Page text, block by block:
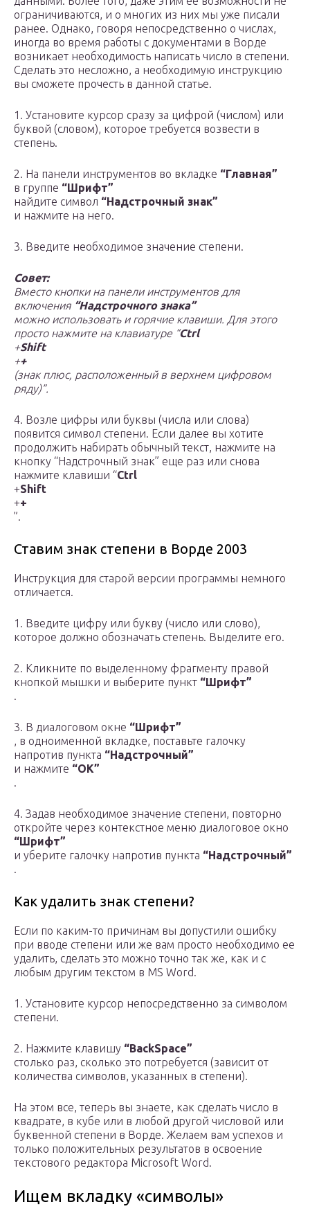
ограничиваются, и о многих из них мы уже писали
ранее. Однако, говоря непосредственно о числах,
иногда во время работы с документами в Ворде
возникает необходимость написать число в степени.
Сделать это несложно, а необходимую инструкцию
вы сможете прочесть в данной статье.
1. Установите курсор сразу за цифрой (числом) или
буквой (словом), которое требуется возвести в
степень.
2. На панели инструментов во вкладке “Главная”
в группе “Шрифт”
найдите символ “Надстрочный знак”
и нажмите на него.
3. Введите необходимое значение степени.
Совет:
Вместо кнопки на панели инструментов для
включения “Надстрочного знака”
можно использовать и горячие клавиши. Для этого
просто нажмите на клавиатуре “Ctrl
+Shift
++
(знак плюс, расположенный в верхнем цифровом
ряду)”.
4. Возле цифры или буквы (числа или слова)
появится символ степени. Если далее вы хотите
продолжить набирать обычный текст, нажмите на
кнопку “Надстрочный знак” еще раз или снова
нажмите клавиши “Ctrl
+Shift
++
”.
Ставим знак степени в Ворде 2003
Инструкция для старой версии программы немного
отличается.
1. Введите цифру или букву (число или слово),
которое должно обозначать степень. Выделите его.
2. Кликните по выделенному фрагменту правой
кнопкой мышки и выберите пункт “Шрифт”
.
3. В диалоговом окне “Шрифт”
, в одноименной вкладке, поставьте галочку
напротив пункта “Надстрочный”
и нажмите “ОК”
.
4. Задав необходимое значение степени, повторно
откройте через контекстное меню диалоговое окно
“Шрифт”
и уберите галочку напротив пункта “Надстрочный”
.
Как удалить знак степени?
Если по каким-то причинам вы допустили ошибку
при вводе степени или же вам просто необходимо ее
удалить, сделать это можно точно так же, как и с
любым другим текстом в MS Word.
1. Установите курсор непосредственно за символом
степени.
2. Нажмите клавишу “BackSpace”
столько раз, сколько это потребуется (зависит от
количества символов, указанных в степени).
На этом все, теперь вы знаете, как сделать число в
квадрате, в кубе или в любой другой числовой или
буквенной степени в Ворде. Желаем вам успехов и
только положительных результатов в освоение
текстового редактора Microsoft Word.
Ищем вкладку «символы»